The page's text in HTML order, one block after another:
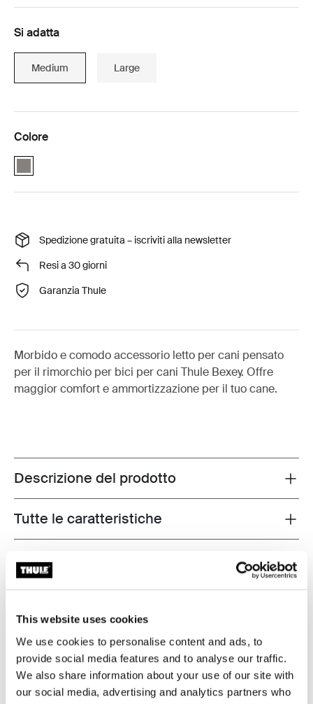
This website uses cookies
We use cookies to personalise content and ads, to
provide social media features and to analyse our traffic.
We also share information about your use of our site with
our social media, advertising and analytics partners who
Si adatta
Medium Large
Colore
Gray (selected)
Spedizione gratuita – iscriviti alla newsletter
Resi a 30 giorni
Garanzia Thule
Morbido e comodo accessorio letto per cani pensato
per il rimorchio per bici per cani Thule Bexey. Offre
maggior comfort e ammortizzazione per il tuo cane.
Toggle overview
Descrizione del prodotto
Toggle features
Tutte le caratteristiche
Specifiche tecniche
Toggle overview
Revisioni